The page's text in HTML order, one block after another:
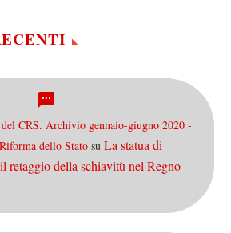
Terra passerà per…
del CRS. Archivio gennaio-giugno 2020 -
dello Stato su La statua di
retaggio della schiavitù nel Regno